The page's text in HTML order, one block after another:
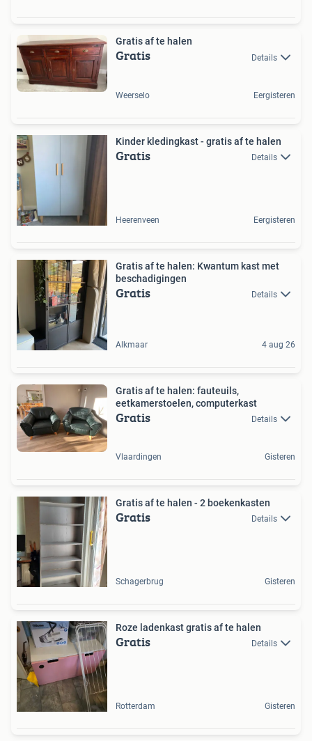
Gratis af te halen
Gratis Details
Weerselo Eergisteren
Kinder kledingkast - gratis af te halen
Gratis Details
Heerenveen Eergisteren
Gratis af te halen: Kwantum kast met
beschadigingen
Gratis Details
Alkmaar 4 aug 26
Gratis af te halen: fauteuils,
eetkamerstoelen, computerkast
Gratis Details
Vlaardingen Gisteren
Gratis af te halen - 2 boekenkasten
Gratis Details
Schagerbrug Gisteren
Roze ladenkast gratis af te halen
Gratis Details
Rotterdam Gisteren